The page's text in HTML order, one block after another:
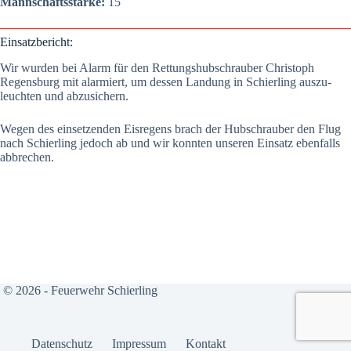
Ein­satz­be­richt:
Wir wur­den bei Alarm für den Ret­tungs­hub­schrau­ber Chris­toph
Regens­burg mit alar­miert, um des­sen Lan­dung in Schier­ling aus­zu­
leuch­ten und abzu­si­chern.
Wegen des ein­set­zen­den Eis­re­gens brach der Hub­schrau­ber den Flug
nach Schier­ling jedoch ab und wir konn­ten unse­ren Ein­satz eben­falls
abbre­chen.
© 2026 - Feuerwehr Schierling
Daten­schutz Impres­sum Kon­takt